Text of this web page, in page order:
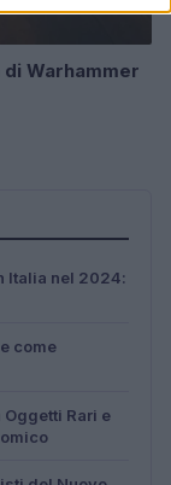
Warhammer
Italia nel 2024:
come
Rari e